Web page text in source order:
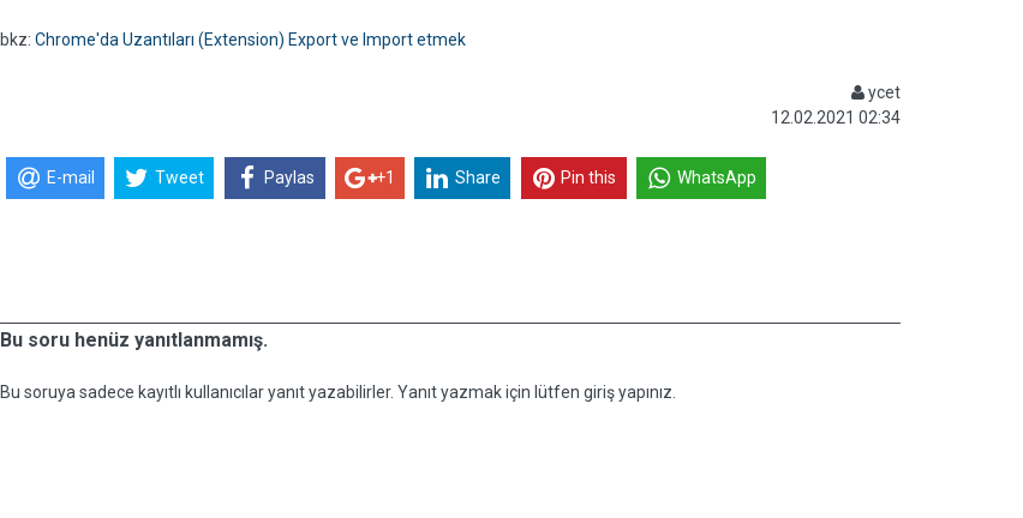
bkz: Chrome'da Uzantıları (Extension) Export ve Import etmek
ycet
12.02.2021 02:34
E-mail Tweet Paylas +1 Share Pin this WhatsApp
Bu soru henüz yanıtlanmamış.
Bu soruya sadece kayıtlı kullanıcılar yanıt yazabilirler. Yanıt yazmak için lütfen giriş yapınız.